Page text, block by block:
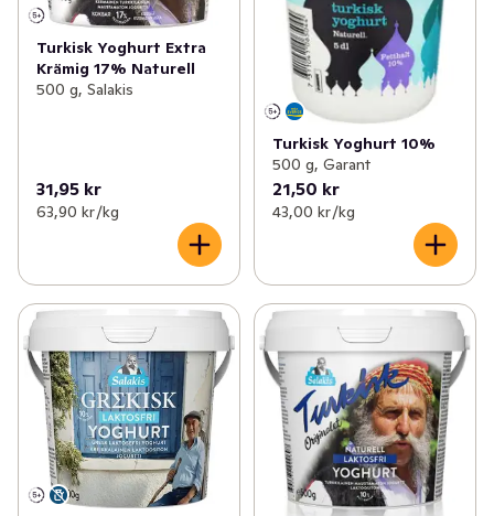
Turkisk Yoghurt Extra
Krämig 17% Naturell
500 g, Salakis
31,95 kr
63,90 kr /kg
Turkisk Yoghurt 10%
500 g, Garant
21,50 kr
43,00 kr /kg